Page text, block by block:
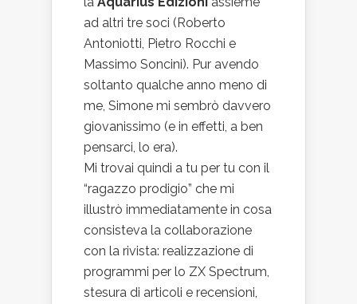
ad altri tre soci (Roberto
Antoniotti, Pietro Rocchi e
Massimo Soncini). Pur avendo
soltanto qualche anno meno di
me, Simone mi sembrò davvero
giovanissimo (e in effetti, a ben
pensarci, lo era).
Mi trovai quindi a tu per tu con il
“ragazzo prodigio” che mi
illustrò immediatamente in cosa
consisteva la collaborazione
con la rivista: realizzazione di
programmi per lo ZX Spectrum,
stesura di articoli e recensioni,